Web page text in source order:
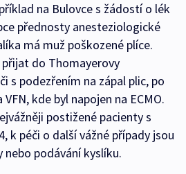
na Bulovce s žádostí o lék
přednosty anesteziologické
má muž poškozené plíce.
přijat do Thomayerovy
s podezřením na zápal plic, po
kde byl napojen na ECMO.
postižené pacienty s
k péči o další vážné případy jsou
podávání kyslíku.